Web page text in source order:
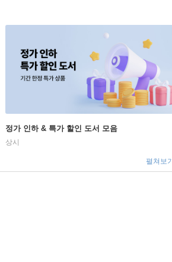
정가 인하 & 특가 할인 도서 모음
상시
펼쳐보기